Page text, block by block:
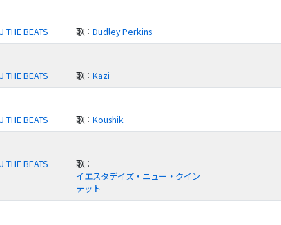
THE BEATS 歌 ：Dudley Perkins
THE BEATS 歌 ：Kazi
THE BEATS 歌 ：Koushik
THE BEATS 歌 ：
イエスタデイズ・ニュー・クイン
テット